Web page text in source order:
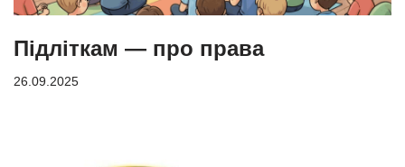
Підліткам — про права
26.09.2025